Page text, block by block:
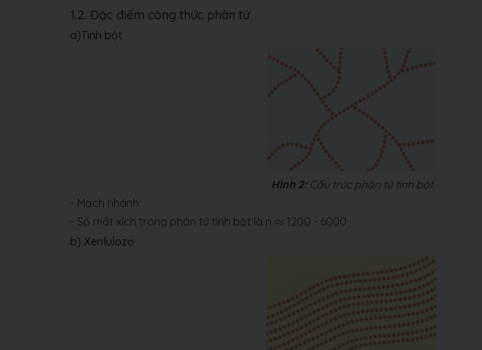
1.2. Đặc điểm công thức phân tử
a)Tinh bột
Hình 2:Cấu trúc phân tử tinh bột
- Mạch nhánh
- Số mắt xích trong phân tử tinh bột là n ≈
≈ 1200 - 6000
b) Xenlulozơ